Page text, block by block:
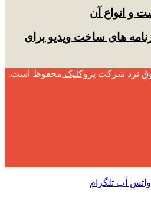
و انواع آن
های ساخت ویدیو برای
پروکلیک محفوظ است.
واتس آپ تلگرام